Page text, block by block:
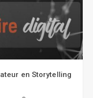
en Storytelling